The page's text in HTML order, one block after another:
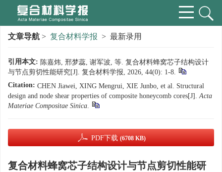
文章导航 > 复合材料学报 > 最新录用
引用本文: 陈嘉炜, 邢梦蕊, 谢军波, 等. 复合材料蜂窝芯子结构设计
与节点剪切性能研究[J]. 复合材料学报, 2026, 44(0): 1-8.
Citation: CHEN Jiawei, XING Mengrui, XIE Junbo, et al. Structural
design and node shear properties of composite honeycomb cores[J].Acta
Materiae Compositae Sinica.
PDF下载 (6708 KB)
复合材料蜂窝芯子结构设计与节点剪切性能研